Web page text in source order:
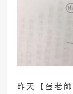
昨天【蛋老